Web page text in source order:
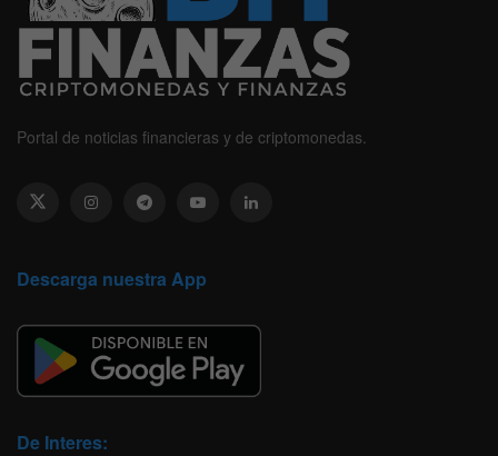
Portal de noticias financieras y de criptomonedas.
Descarga nuestra App
De Interes: